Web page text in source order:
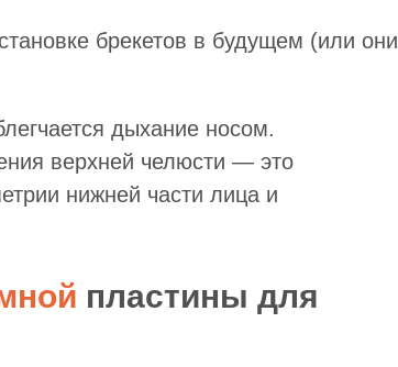
брекетов в будущем (или они
дыхание носом.
верхней челюсти — это
нижней части лица и
пластины для